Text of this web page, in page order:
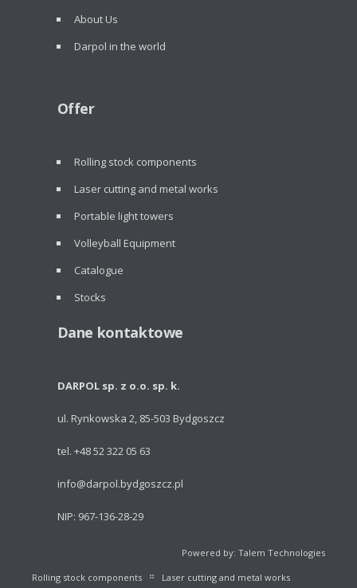
About Us
Darpol in the world
Offer
Rolling stock components
Laser cutting and metal works
Portable light towers
Volleyball Equipment
Catalogue
Stocks
Dane kontaktowe
DARPOL sp. z o.o. sp. k.
ul. Rynkowska 2, 85-503 Bydgoszcz
tel. +48 52 322 05 63
info@darpol.bydgoszcz.pl
NIP: 967-136-28-29
Powered by: Talem Technologies
Rolling stock components Laser cutting and metal works